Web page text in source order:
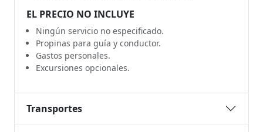
EL PRECIO NO INCLUYE
Ningún servicio no especificado.
Propinas para guía y conductor.
Gastos personales.
Excursiones opcionales.
Transportes